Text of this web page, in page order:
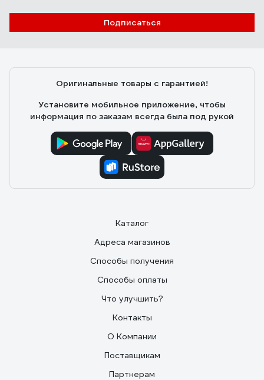
Подписаться
Оригинальные товары с гарантией!
Установите мобильное приложение, чтобы
информация по заказам всегда была под рукой
Каталог
Адреса магазинов
Способы получения
Способы оплаты
Что улучшить?
Контакты
О Компании
Поставщикам
Партнерам